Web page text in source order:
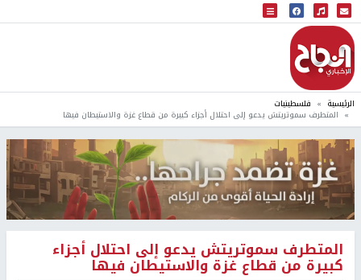
البث المباشر
إذاعة النجاح
الرئيسية فلسطينيات
المتطرف سموتريتش يدعو إلى احتلال أجزاء كبيرة من قطاع غزة والاستيطان فيها
المتطرف سموتريتش يدعو إلى احتلال أجزاء
كبيرة من قطاع غزة والاستيطان فيها